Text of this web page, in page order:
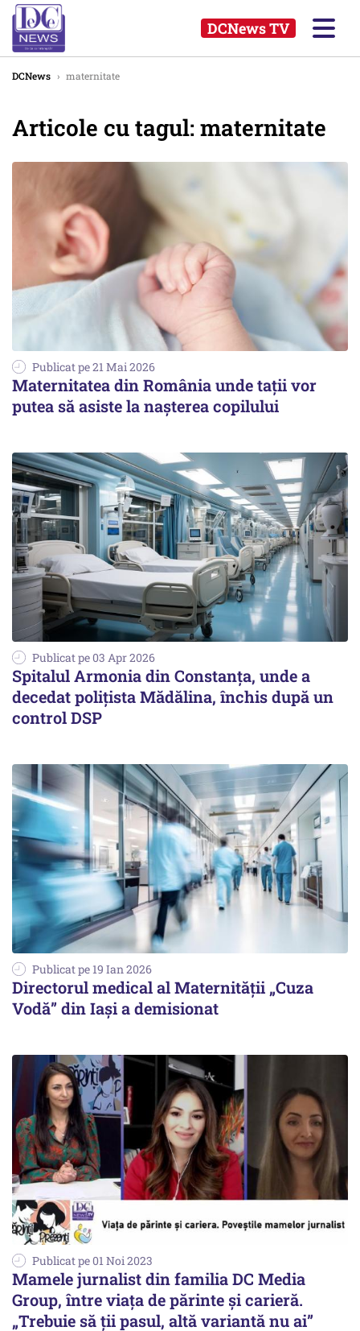
DCNews TV
DCNews › maternitate
Articole cu tagul: maternitate
Publicat pe 21 Mai 2026
Maternitatea din România unde tații vor
putea să asiste la nașterea copilului
Publicat pe 03 Apr 2026
Spitalul Armonia din Constanța, unde a
decedat polițista Mădălina, închis după un
control DSP
Publicat pe 19 Ian 2026
Directorul medical al Maternității „Cuza
Vodă” din Iași a demisionat
Publicat pe 01 Noi 2023
Mamele jurnalist din familia DC Media
Group, între viața de părinte și carieră.
„Trebuie să ții pasul, altă variantă nu ai”